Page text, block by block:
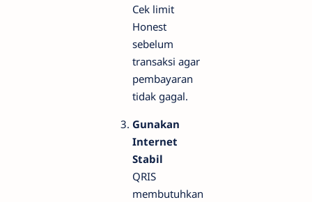
Cek limit
Honest
sebelum
transaksi agar
pembayaran
tidak gagal.
Gunakan
Internet
Stabil
QRIS
membutuhkan